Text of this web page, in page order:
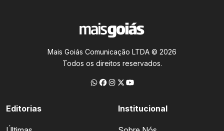
Mais Goiás Comunicação LTDA © 2026
Todos os direitos reservados.
Editorias Institucional